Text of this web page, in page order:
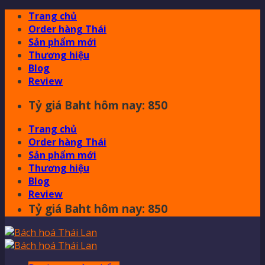
Skip
content
Trang chủ
Order hàng Thái
Sản phẩm mới
Thương hiệu
Blog
Review
Tỷ giá Baht hôm nay: 850
Trang chủ
Order hàng Thái
Sản phẩm mới
Thương hiệu
Blog
Review
Tỷ giá Baht hôm nay: 850